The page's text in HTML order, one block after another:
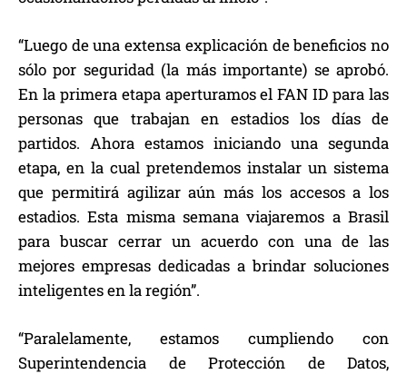
“Luego de una extensa explicación de beneficios no
sólo por seguridad (la más importante) se aprobó.
En la primera etapa aperturamos el FAN ID para las
personas que trabajan en estadios los días de
partidos. Ahora estamos iniciando una segunda
etapa, en la cual pretendemos instalar un sistema
que permitirá agilizar aún más los accesos a los
estadios. Esta misma semana viajaremos a Brasil
para buscar cerrar un acuerdo con una de las
mejores empresas dedicadas a brindar soluciones
inteligentes en la región”.
“Paralelamente, estamos cumpliendo con
Superintendencia de Protección de Datos,